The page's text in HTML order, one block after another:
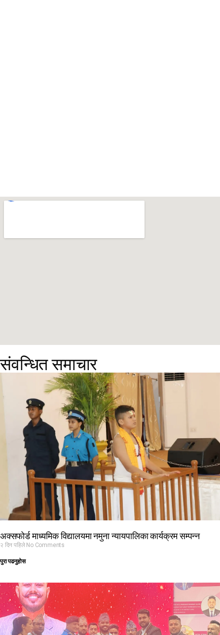
संवन्धित समाचार
अक्सफोर्ड माध्यमिक विद्यालयमा नमुना न्यायपालिका कार्यक्रम सम्पन्न
२ दिन पहिले No Comments
पुरा पढनुहोस